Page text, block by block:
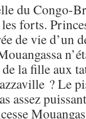
du Congo-
forts.
de vie d’un
la fille aux
? Le
assez